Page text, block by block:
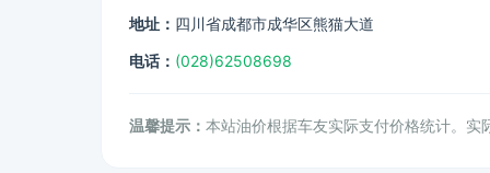
地址： 四川省成都市成华区熊猫大道
电话： (028)62508698
温馨提示： 本站油价根据车友实际支付价格统计。实